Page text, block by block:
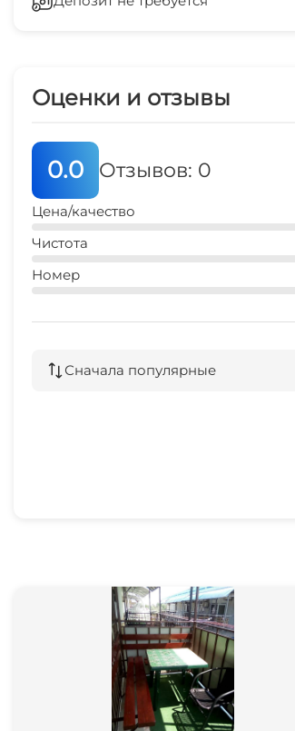
25 мин
Оценки и отзывы
0.0 Отзывов: 0
Цена/качество
Чистота
Номер
Сначала популярные